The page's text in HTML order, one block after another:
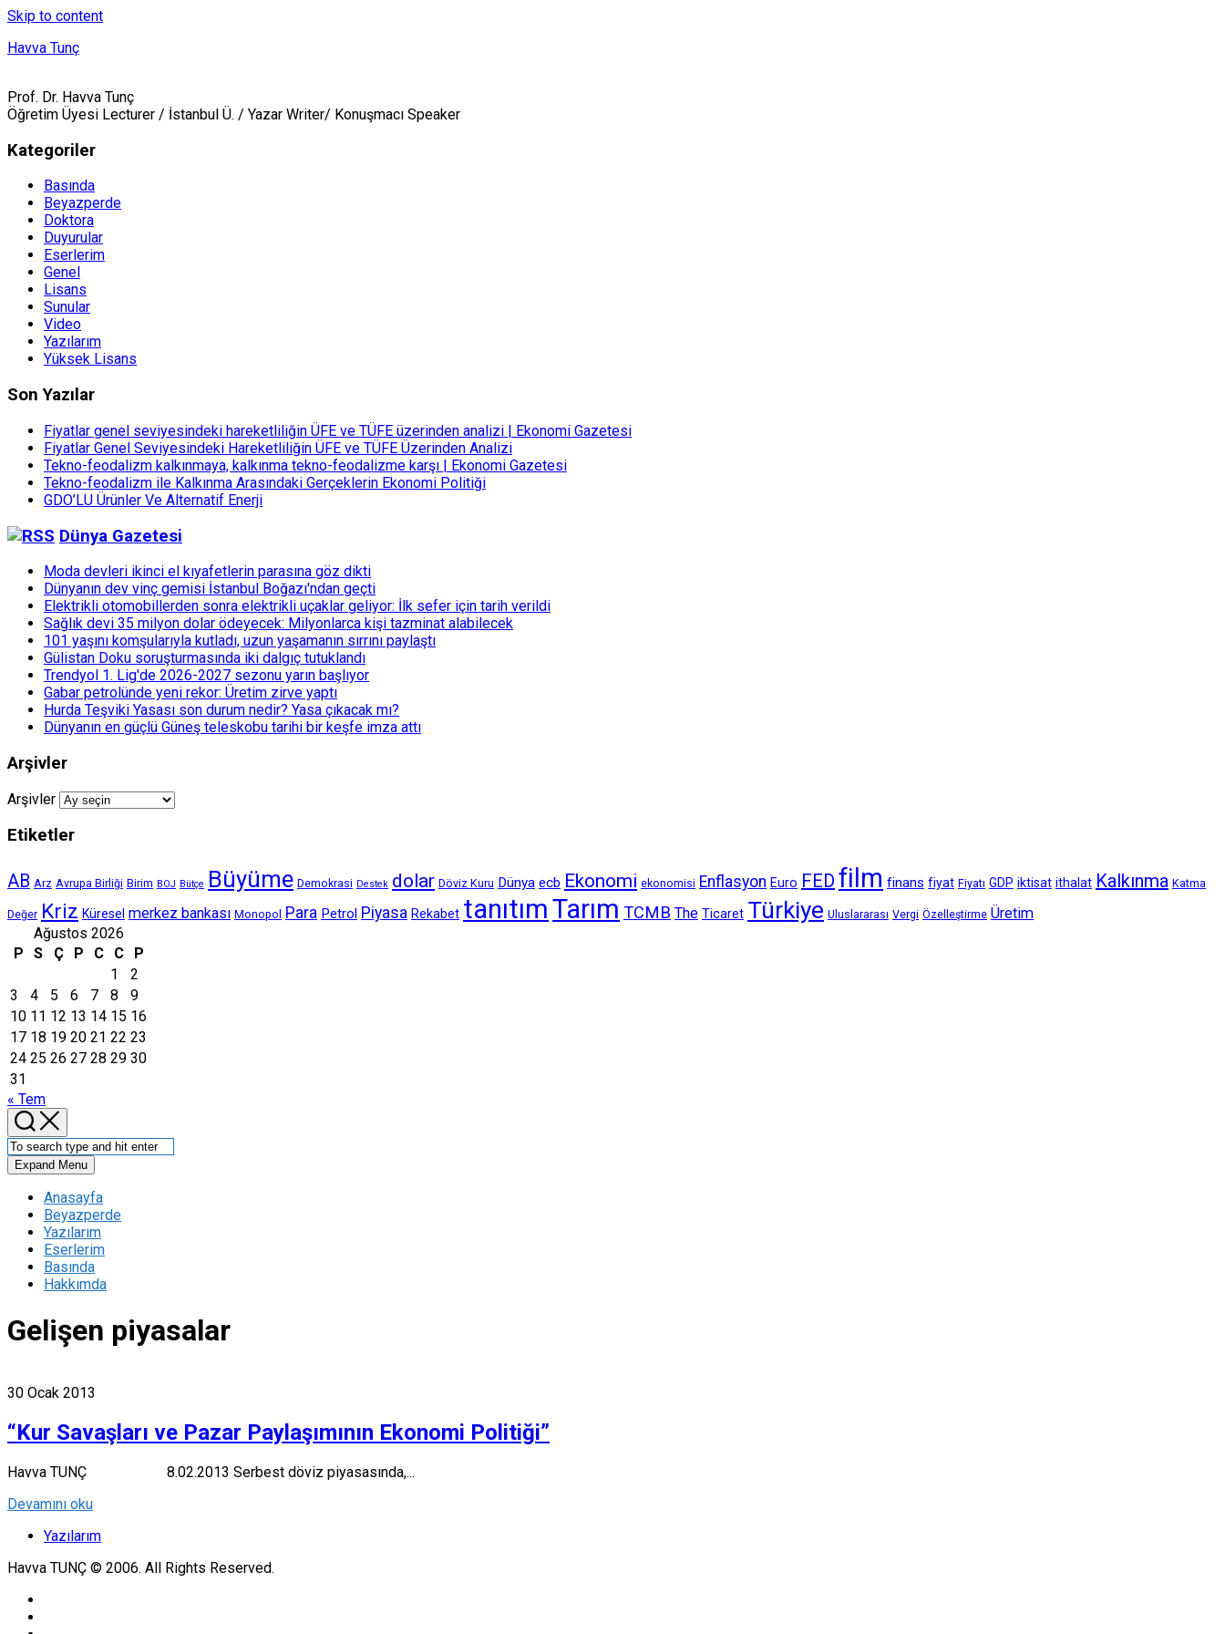
Skip to content
Havva Tunç
Prof. Dr. Havva Tunç
Öğretim Üyesi Lecturer / İstanbul Ü. / Yazar Writer/ Konuşmacı Speaker
Kategoriler
Basında
Beyazperde
Doktora
Duyurular
Eserlerim
Genel
Lisans
Sunular
Video
Yazılarım
Yüksek Lisans
Son Yazılar
Fiyatlar genel seviyesindeki hareketliliğin ÜFE ve TÜFE üzerinden analizi | Ekonomi Gazetesi
Fiyatlar Genel Seviyesindeki Hareketliliğin ÜFE ve TÜFE Üzerinden Analizi
Tekno-feodalizm kalkınmaya, kalkınma tekno-feodalizme karşı | Ekonomi Gazetesi
Tekno-feodalizm ile Kalkınma Arasındaki Gerçeklerin Ekonomi Politiği
GDO’LU Ürünler Ve Alternatif Enerji
Dünya Gazetesi
Moda devleri ikinci el kıyafetlerin parasına göz dikti
Dünyanın dev vinç gemisi İstanbul Boğazı'ndan geçti
Elektrikli otomobillerden sonra elektrikli uçaklar geliyor: İlk sefer için tarih verildi
Sağlık devi 35 milyon dolar ödeyecek: Milyonlarca kişi tazminat alabilecek
101 yaşını komşularıyla kutladı, uzun yaşamanın sırrını paylaştı
Gülistan Doku soruşturmasında iki dalgıç tutuklandı
Trendyol 1. Lig'de 2026-2027 sezonu yarın başlıyor
Gabar petrolünde yeni rekor: Üretim zirve yaptı
Hurda Teşviki Yasası son durum nedir? Yasa çıkacak mı?
Dünyanın en güçlü Güneş teleskobu tarihi bir keşfe imza attı
Arşivler
Arşivler
Etiketler
AB Arz Avrupa Birliği Birim BOJ Bütçe Büyüme Demokrasi Destek dolar Döviz Kuru Dünya ecb Ekonomi ekonomisi Enflasyon Euro FED film finans fiyat Fiyatı GDP iktisat ithalat Kalkınma Katma
Değer Kriz Küresel merkez bankası Monopol Para Petrol Piyasa Rekabet tanıtımTarım TCMB The Ticaret Türkiye Uluslararası Vergi Özelleştirme Üretim
Ağustos 2026
P
S Ç P C C
P
1
2
3
4 5 6 7 8
9
10 11 12 13 14 15 16
17 18 19 20 21 22 23
24 25 26 27 28 29 30
31
« Tem
Expand Menu
Anasayfa
Beyazperde
Yazılarım
Eserlerim
Basında
Hakkımda
Gelişen piyasalar
30 Ocak 2013
“Kur Savaşları ve Pazar Paylaşımının Ekonomi Politiği”
Havva TUNÇ 8.02.2013 Serbest döviz piyasasında,...
Devamını oku
Yazılarım
Havva TUNÇ © 2006. All Rights Reserved.